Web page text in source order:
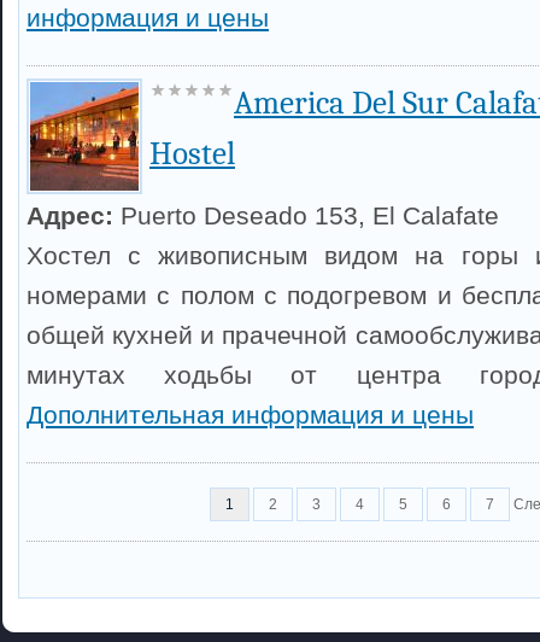
информация и цены
America Del Sur
Hostel
Адрес: Puerto Deseado 153, El Calafate
Хостел с живописным видом на горы
номерами с полом с подогревом и
общей кухней и прачечной
минутах ходьбы от центра
Дополнительная информация и цены
1 2 3 4 5 6 7